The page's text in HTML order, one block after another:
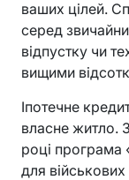
ваших цілей.
серед
відпустку чи
вищими
Іпотечне
власне житло.
році програма
для